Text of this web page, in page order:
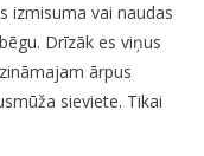
izmisuma vai naudas
Drīzāk es viņus
ārpus
sieviete. Tikai